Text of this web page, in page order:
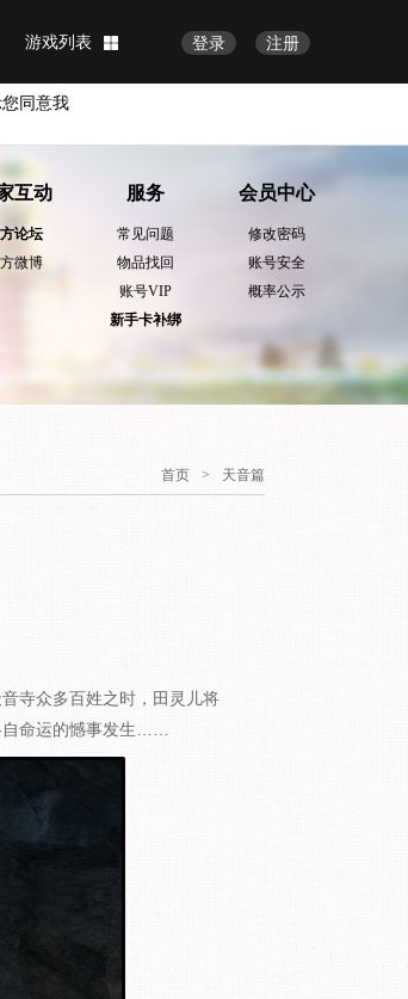
注册
登录
游戏列表
同意我
互动
论坛
微博
服务
常见问题
物品找回
账号VIP
新手卡补绑
会员中心
修改密码
账号安全
概率公示
首页 > 天音篇
寺众多百姓之时，田灵儿将
自命运的憾事发生……